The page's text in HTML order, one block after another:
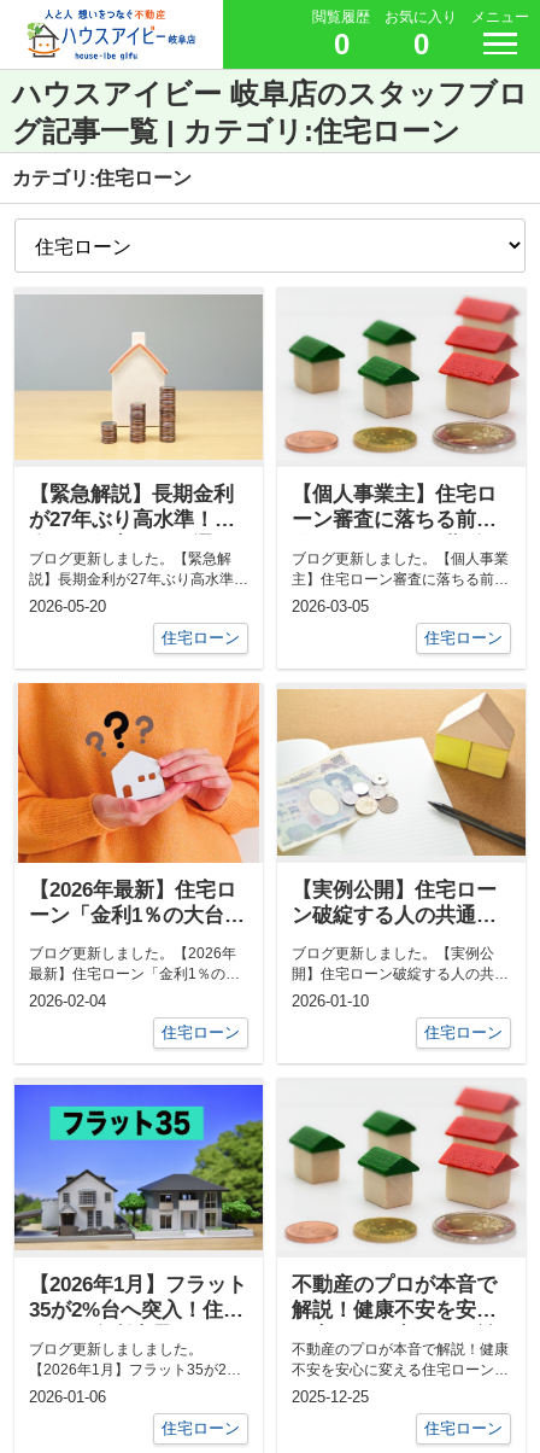
閲覧履歴
0
お気に入り
0
メニュー
ハウスアイビー 岐阜店のスタッフブロ
グ記事一覧 | カテゴリ:住宅ローン
カテゴリ:住宅ローン
【緊急解説】長期金利
が27年ぶり高水準！岐
はどう変わる？
ブログ更新しました。【緊急解
説】長期金利が27年ぶり高水準！
岐阜での住宅ローン選びはどう変
2026-05-20
住宅ローン
【個人事業主】住宅ロ
ーン審査に落ちる前に
決算書で銀行がチェッ
クする「数字」の正体
ブログ更新しました。【個人事業
主】住宅ローン審査に落ちる前に
見てください！3期分の決算書で
2026-03-05
住宅ローン
【2026年最新】住宅ロ
ーン「金利1％の大台」
を勝ち抜く！プロが教
える後悔しないマイホ
ーム戦略
ブログ更新しました。【2026年
最新】住宅ローン「金利1％の大
台」を勝ち抜く！プロが教える後
2026-02-04
住宅ローン
【実例公開】住宅ロー
ン破綻する人の共通点5
選！マイホームが「負
債」に変わる瞬間の防
ぎ方
ブログ更新しました。【実例公
開】住宅ローン破綻する人の共通
点5選！マイホームが「負債」に
2026-01-10
住宅ローン
【2026年1月】フラット
35が2%台へ突入！住宅
私たちが今すべきこと
ブログ更新しましました。
【2026年1月】フラット35が2%
台へ突入！住宅ローン金利上昇局
2026-01-06
住宅ローン
不動産のプロが本音で
解説！健康不安を安心
略
不動産のプロが本音で解説！健康
不安を安心に変える住宅ローン戦
略ブログ更新しました。下記URL
2025-12-25
住宅ローン